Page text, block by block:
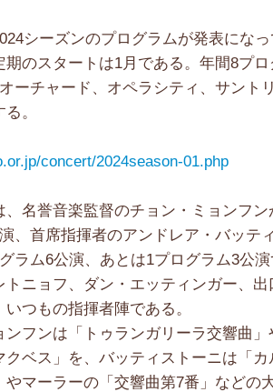
シーズンのプログラムが発表になっ
期のスタートは1月である。年間8プロ
ーチャード、オペラシティ、サント
。
concert/2024season-01.php
名誉音楽監督のチョン・ミョンフン
、首席指揮者のアンドレア・バッテ
ラム6公演、あとは1プログラム3公
トニョフ、ダン・エッティンガー、出
つもの指揮者陣である。
フンは「トゥランガリーラ交響曲」
ベス」を、バッティストーニは「カ
やマーラーの「交響曲第7番」などの